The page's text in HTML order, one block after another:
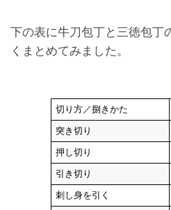
下の表に牛刀包丁と三徳包丁
くまとめてみました。
切り方／捌きかた
突き切り
押し切り
引き切り
刺し身を引く